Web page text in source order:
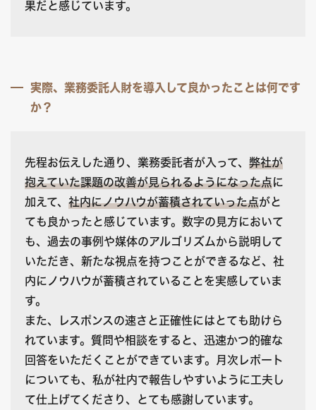
果だと感じています。
実際、業務委託人財を導入して良かったことは何です
か？
先程お伝えした通り、業務委託者が入って、 弊社が
抱えていた課題の改善が見られるようになった点に
加えて、 社内にノウハウが蓄積されていった点がと
ても良かったと感じています。数字の見方において
も、過去の事例や媒体のアルゴリズムから説明して
いただき、新たな視点を持つことができるなど、社
内にノウハウが蓄積されていることを実感していま
す。
また、レスポンスの速さと正確性にはとても助けら
れています。質問や相談をすると、迅速かつ的確な
回答をいただくことができています。月次レポート
についても、私が社内で報告しやすいように工夫し
て仕上げてくださり、とても感謝しています。